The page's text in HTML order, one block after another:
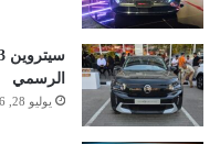
الرسمي
يوليو 28, 2026